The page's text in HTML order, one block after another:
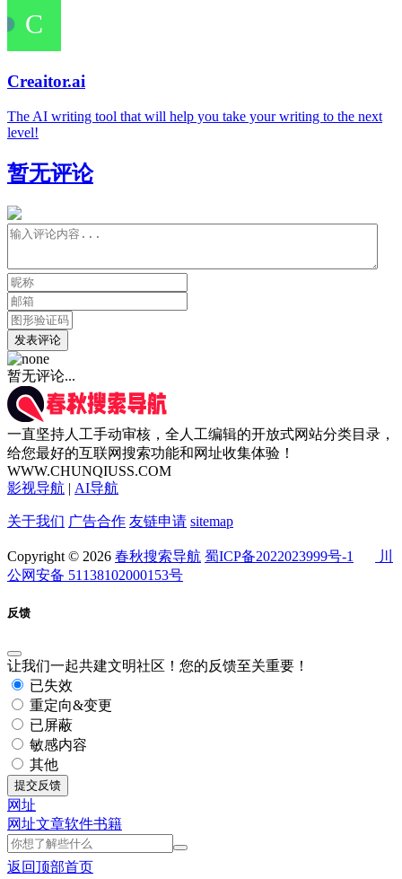
Creaitor.ai
The AI writing tool that will help you take your writing to the next
level!
暂无评论
发表评论
暂无评论...
一直坚持人工手动审核，全人工编辑的开放式网站分类目录，
给您最好的互联网搜索功能和网址收集体验！
WWW.CHUNQIUSS.COM
影视导航 | AI导航
关于我们 广告合作 友链申请 sitemap
Copyright © 2026 春秋搜索导航 蜀ICP备2022023999号-1
川
公网安备 51138102000153号
反馈
让我们一起共建文明社区！您的反馈至关重要！
已失效
重定向&变更
已屏蔽
敏感内容
其他
提交反馈
网址
网址文章软件书籍
返回顶部首页